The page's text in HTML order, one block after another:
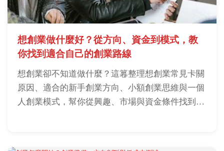
想創業做什麼好？從方向、資金到模式，教
你找到適合自己的創業路線
想創業卻不知道做什麼？這篹整理想創業常見卡關
原因、適合的新手創業方向、小額創業思維與一個
人創業模式，幫你從興趣、市場與資金條件找到真